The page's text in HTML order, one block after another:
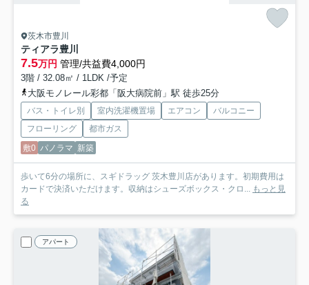
茨木市豊川
ティアラ豊川
7.5万円 管理/共益費4,000円
3階 / 32.08㎡ / 1LDK /予定
大阪モノレール彩都「阪大病院前」駅 徒歩25分
バス・トイレ別 室内洗濯機置場 エアコン
バルコニー
フローリング
都市ガス
敷0 パノラマ 新築
歩いて6分の場所に、スギドラッグ 茨木豊川店があります。初期費用は
カードで決済いただけます。収納はシューズボックス・クロ...
もっと見
る
アパート